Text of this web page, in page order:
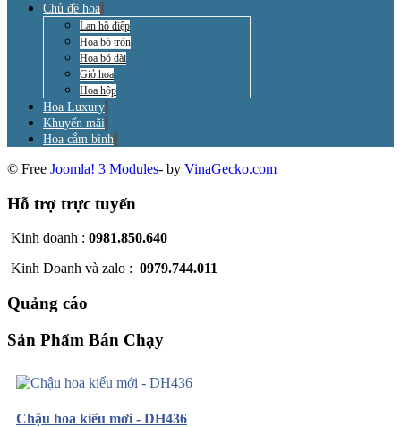
Chủ đề hoa
Lan hồ điệp
Hoa bó tròn
Hoa bó dài
Giỏ hoa
Hoa hộp
Hoa Luxury
Khuyến mãi
Hoa cắm bình
© Free Joomla! 3 Modules- by VinaGecko.com
Hỗ trợ trực tuyến
Kinh doanh : 0981.850.640
Kinh Doanh và zalo : 0979.744.011
Quảng cáo
Sản Phẩm Bán Chạy
Chậu hoa kiểu mới - DH436